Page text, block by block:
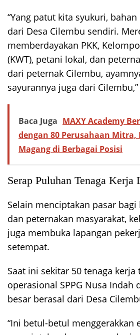
“Yang patut kita syukuri,
dari Desa Cilembu sendiri.
memberdayakan PKK,
(KWT), petani lokal, dan
dari peternak Cilembu,
sayurannya juga dari
Baca Juga MAXY Academy
dengan 80 Perusahaan Mitra,
Magang di Berbagai Posisi
Serap Puluhan Tenaga Kerja
Selain menciptakan pasar
dan peternakan masyarakat,
juga membuka lapangan
setempat.
Saat ini sekitar 50 tenaga
operasional SPPG Nusa Indah
besar berasal dari Desa
“Ini betul-betul menggerakkan